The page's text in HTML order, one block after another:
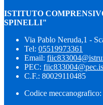
ISTITUTO
SPINELLI"
Via Pablo Neruda,1 -
Tel: 05519973361
Email:
PEC:
C.F.: 80029110485
Codice